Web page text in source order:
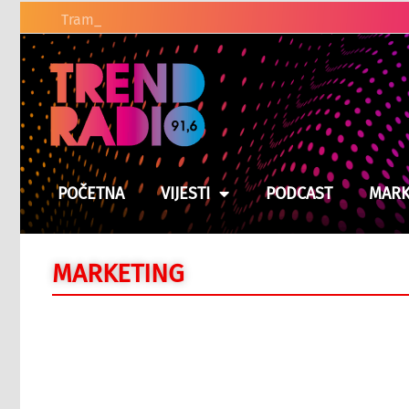
Tramp pred najtežom odluko
POČETNA VIJESTI PODCAST
MARKETING